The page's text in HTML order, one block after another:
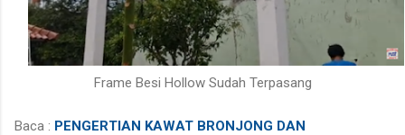
Frame Besi Hollow Sudah Terpasang
Baca : PENGERTIAN KAWAT BRONJONG DAN